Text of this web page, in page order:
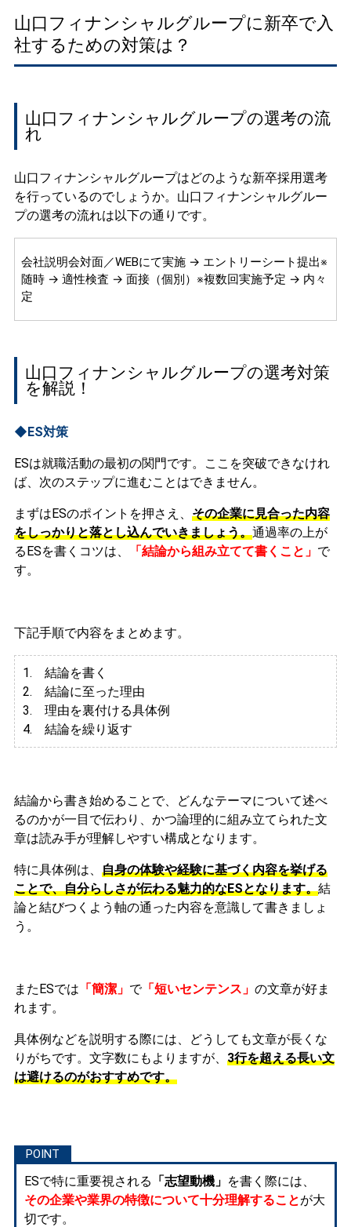
山口フィナンシャルグループに新卒で入
社するための対策は？
山口フィナンシャルグループの選考の流
れ
山口フィナンシャルグループはどのような新卒採用選考
を行っているのでしょうか。山口フィナンシャルグルー
プの選考の流れは以下の通りです。
会社説明会対面／WEBにて実施 → エントリーシート提出※
随時 → 適性検査 → 面接（個別）※複数回実施予定 → 内々
定
山口フィナンシャルグループの選考対策
を解説！
◆ES対策
ESは就職活動の最初の関門です。ここを突破できなけれ
ば、次のステップに進むことはできません。
まずはESのポイントを押さえ、 その企業に見合った内容
をしっかりと落とし込んでいきましょう。通過率の上が
るESを書くコツは、
「結論から組み立てて書くこと」 で
す。
下記手順で内容をまとめます。
1. 結論を書く
2. 結論に至った理由
3. 理由を裏付ける具体例
4. 結論を繰り返す
結論から書き始めることで、どんなテーマについて述べ
るのかが一目で伝わり、かつ論理的に組み立てられた文
章は読み手が理解しやすい構成となります。
特に具体例は、 自身の体験や経験に基づく内容を挙げる
ことで、自分らしさが伝わる魅力的なESとなります。結
論と結びつくよう軸の通った内容を意識して書きましょ
う。
またESでは 「簡潔」 で「短いセンテンス」 の文章が好ま
れます。
具体例などを説明する際には、どうしても文章が長くな
りがちです。文字数にもよりますが、 3行を超える長い文
は避けるのがおすすめです。
ESで特に重要視される 「志望動機」 を書く際には、
その企業や業界の特徴について十分理解することが大
切です。